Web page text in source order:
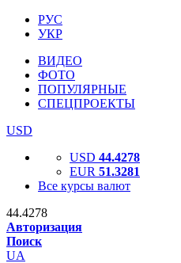
РУС
УКР
ВИДЕО
ФОТО
ПОПУЛЯРНЫЕ
СПЕЦПРОЕКТЫ
USD
USD 44.4278
EUR 51.3281
Все курсы валют
44.4278
Авторизация
Поиск
UA